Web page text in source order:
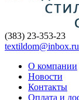
(383) 23-353-23
textildom@inbox.ru
О компании
Новости
Контакты
Оплата и